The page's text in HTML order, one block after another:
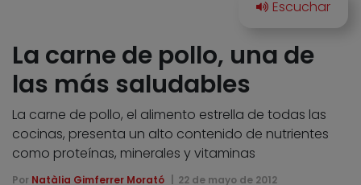
La carne de pollo, una de
las más saludables
La carne de pollo, el alimento estrella de todas las
cocinas, presenta un alto contenido de nutrientes
como proteínas, minerales y vitaminas
Por Natàlia Gimferrer Morató 22 de mayo de 2012